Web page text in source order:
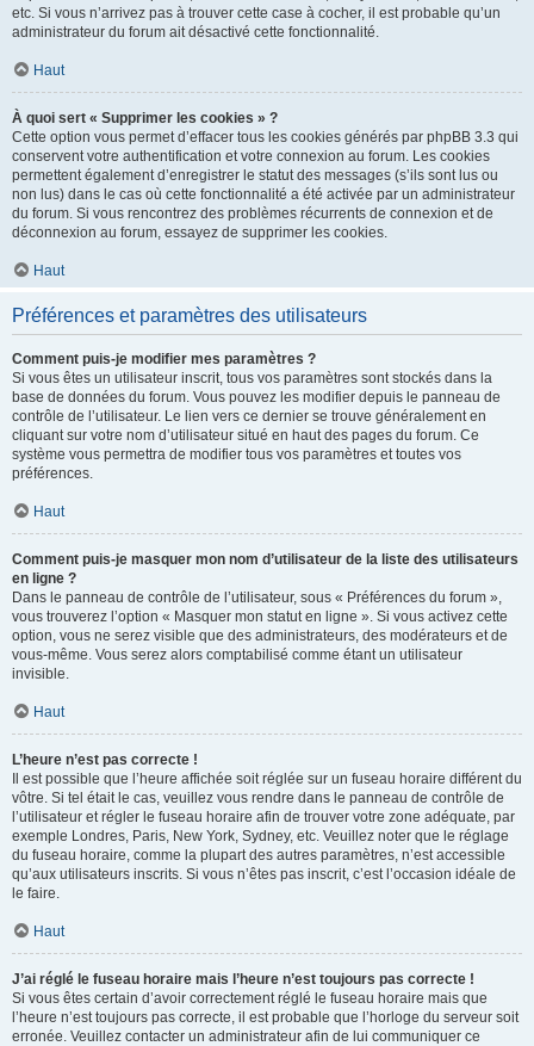
etc. Si vous n’arrivez pas à trouver cette case à cocher, il est probable qu’un
administrateur du forum ait désactivé cette fonctionnalité.
Haut
À quoi sert « Supprimer les cookies » ?
Cette option vous permet d’effacer tous les cookies générés par phpBB 3.3 qui
conservent votre authentification et votre connexion au forum. Les cookies
permettent également d’enregistrer le statut des messages (s’ils sont lus ou
non lus) dans le cas où cette fonctionnalité a été activée par un administrateur
du forum. Si vous rencontrez des problèmes récurrents de connexion et de
déconnexion au forum, essayez de supprimer les cookies.
Haut
Préférences et paramètres des utilisateurs
Comment puis-je modifier mes paramètres ?
Si vous êtes un utilisateur inscrit, tous vos paramètres sont stockés dans la
base de données du forum. Vous pouvez les modifier depuis le panneau de
contrôle de l’utilisateur. Le lien vers ce dernier se trouve généralement en
cliquant sur votre nom d’utilisateur situé en haut des pages du forum. Ce
système vous permettra de modifier tous vos paramètres et toutes vos
préférences.
Haut
Comment puis-je masquer mon nom d’utilisateur de la liste des utilisateurs
en ligne ?
Dans le panneau de contrôle de l’utilisateur, sous « Préférences du forum »,
vous trouverez l’option « Masquer mon statut en ligne ». Si vous activez cette
option, vous ne serez visible que des administrateurs, des modérateurs et de
vous-même. Vous serez alors comptabilisé comme étant un utilisateur
invisible.
Haut
L’heure n’est pas correcte !
Il est possible que l’heure affichée soit réglée sur un fuseau horaire différent du
vôtre. Si tel était le cas, veuillez vous rendre dans le panneau de contrôle de
l’utilisateur et régler le fuseau horaire afin de trouver votre zone adéquate, par
exemple Londres, Paris, New York, Sydney, etc. Veuillez noter que le réglage
du fuseau horaire, comme la plupart des autres paramètres, n’est accessible
qu’aux utilisateurs inscrits. Si vous n’êtes pas inscrit, c’est l’occasion idéale de
le faire.
Haut
J’ai réglé le fuseau horaire mais l’heure n’est toujours pas correcte !
Si vous êtes certain d’avoir correctement réglé le fuseau horaire mais que
l’heure n’est toujours pas correcte, il est probable que l’horloge du serveur soit
erronée. Veuillez contacter un administrateur afin de lui communiquer ce